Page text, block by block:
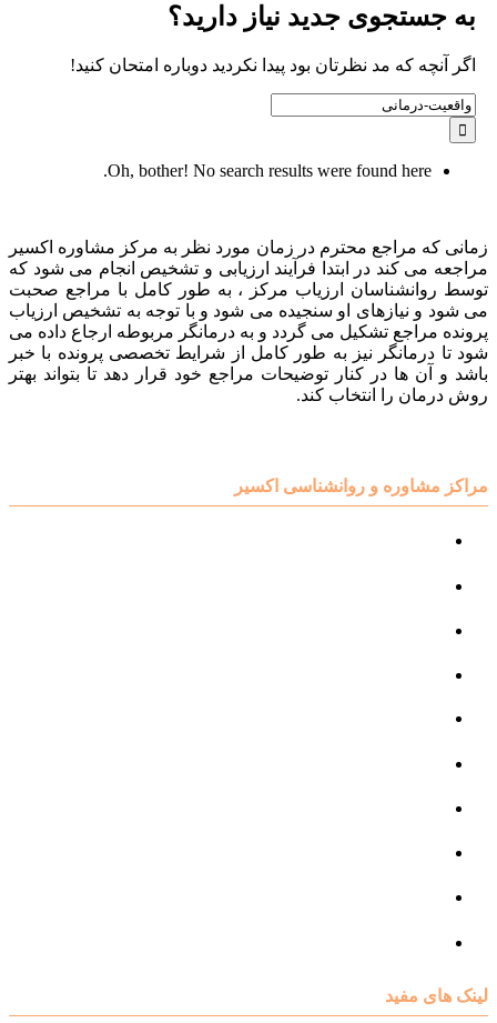
به جستجوی جديد نياز داريد؟
اگر آنچه که مد نظرتان بود پیدا نکردید دوباره امتحان کنید!
Search
for:
Oh, bother! No search results were found here.
زمانی که مراجع محترم در زمان مورد نظر به مرکز مشاوره اکسیر
مراجعه می کند در ابتدا فرآیند ارزیابی و تشخیص انجام می شود که
توسط روانشناسان ارزیاب مرکز ، به طور کامل با مراجع صحبت
می شود و نیازهای او سنجیده می شود و با توجه به تشخیص ارزیاب
پرونده مراجع تشکیل می گردد و به درمانگر مربوطه ارجاع داده می
شود تا درمانگر نیز به طور کامل از شرایط تخصصی پرونده با خبر
باشد و آن ها در کنار توضیحات مراجع خود قرار دهد تا بتواند بهتر
روش درمان را انتخاب کند.
مراکز مشاوره و روانشناسی اکسیر
لینک های مفید